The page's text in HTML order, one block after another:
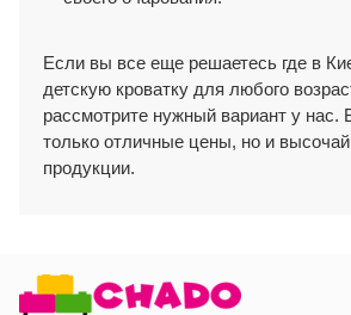
Если вы все еще решаетесь где в
детскую кроватку для любого
рассмотрите нужный вариант у нас.
только отличные цены, но и
продукции.